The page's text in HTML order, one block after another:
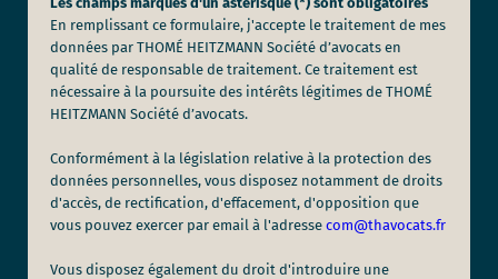
En remplissant ce formulaire, j'accepte le traitement de mes
données par THOMÉ HEITZMANN Société d’avocats en
qualité de responsable de traitement. Ce traitement est
nécessaire à la poursuite des intérêts légitimes de THOMÉ
HEITZMANN Société d’avocats.
Conformément à la législation relative à la protection des
données personnelles, vous disposez notamment de droits
d'accès, de rectification, d'effacement, d'opposition que
vous pouvez exercer par email à l'adresse com@thavocats.fr
Vous disposez également du droit d'introduire une